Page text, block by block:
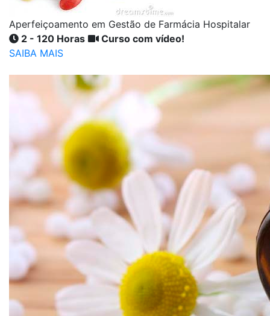
Aperfeiçoamento em Gestão de Farmácia Hospitalar
2 - 120 Horas
Curso com vídeo!
SAIBA MAIS